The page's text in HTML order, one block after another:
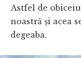
Astfel de
noastră și acea
degeaba.